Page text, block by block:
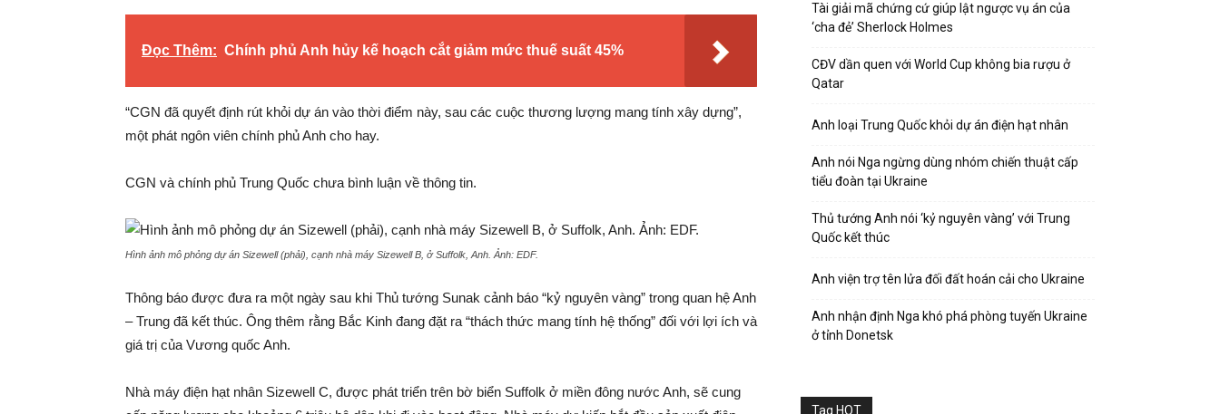
Đọc Thêm: Chính phủ Anh hủy kế hoạch cắt giảm mức thuế suất 45%
“CGN đã quyết định rút khỏi dự án vào thời điểm này, sau các cuộc thương lượng mang tính xây dựng”,
một phát ngôn viên chính phủ Anh cho hay.
CGN và chính phủ Trung Quốc chưa bình luận về thông tin.
Hình ảnh mô phỏng dự án Sizewell (phải), cạnh nhà máy Sizewell B, ở Suffolk, Anh. Ảnh: EDF.
Thông báo được đưa ra một ngày sau khi Thủ tướng Sunak cảnh báo “kỷ nguyên vàng” trong quan hệ Anh
– Trung đã kết thúc. Ông thêm rằng Bắc Kinh đang đặt ra “thách thức mang tính hệ thống” đối với lợi ích và
giá trị của Vương quốc Anh.
Nhà máy điện hạt nhân Sizewell C, được phát triển trên bờ biển Suffolk ở miền đông nước Anh, sẽ cung
Tài giải mã chứng cứ giúp lật ngược vụ án của
‘cha đẻ’ Sherlock Holmes
CĐV dần quen với World Cup không bia rượu ở
Qatar
Anh loại Trung Quốc khỏi dự án điện hạt nhân
Anh nói Nga ngừng dùng nhóm chiến thuật cấp
tiểu đoàn tại Ukraine
Thủ tướng Anh nói ‘kỷ nguyên vàng’ với Trung
Quốc kết thúc
Anh viện trợ tên lửa đối đất hoán cải cho Ukraine
Anh nhận định Nga khó phá phòng tuyến Ukraine
ở tỉnh Donetsk
Tag HOT